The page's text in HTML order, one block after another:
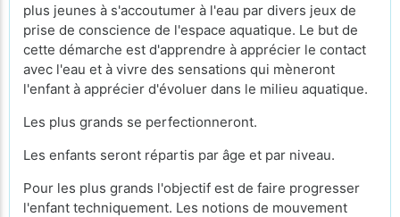
plus jeunes à s'accoutumer à l'eau par divers jeux de
prise de conscience de l'espace aquatique. Le but de
cette démarche est d'apprendre à apprécier le contact
avec l'eau et à vivre des sensations qui mèneront
l'enfant à apprécier d'évoluer dans le milieu aquatique.
Les plus grands se perfectionneront.
Les enfants seront répartis par âge et par niveau.
Pour les plus grands l'objectif est de faire progresser
l'enfant techniquement. Les notions de mouvement